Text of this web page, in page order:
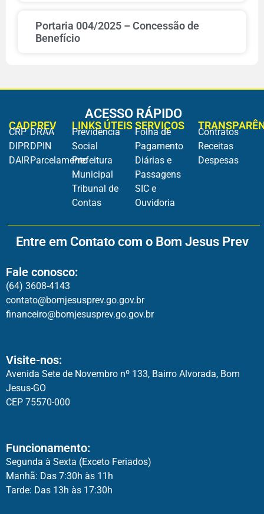
Portaria 004/2025 – Concessão de
Benefício
ACESSO RÁPIDO
CADPREV
CRP
DIPR
DAIR
DRAA
DPIN
Parcelamento
LINKS ÚTEIS
Previdência
Social
Prefeitura
Municipal
Tribunal de
Contas
SERVIÇOS
Folha de
Pagamento
Diárias e
Passagens
SIC e
Ouvidoria
Contratos
Receitas
Despesas
Entre em Contato com o Bom Jesus Prev
Fale conosco:
(64) 3608-4143
contato@bomjesusprev.go.gov.br
financeiro@bomjesusprev.go.gov.br
Visite-nos:
Avenida Sete de Novembro nº 133, Bairro Alvorada, Bom
Jesus-GO
CEP 75570-000
Funcionamento:
Segunda à Sexta (Exceto Feriados)
Manhã: Das 7:30h às 11h
Tarde: Das 13h às 17:30h